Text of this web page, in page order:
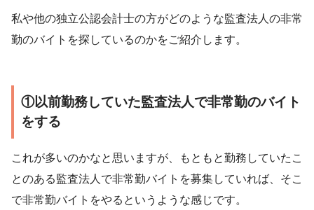
私や他の独立公認会計士の方がどのような監査法人の非常
勤のバイトを探しているのかをご紹介します。
①以前勤務していた監査法人で非常勤のバイト
をする
これが多いのかなと思いますが、もともと勤務していたこ
とのある監査法人で非常勤バイトを募集していれば、そこ
で非常勤バイトをやるというような感じです。